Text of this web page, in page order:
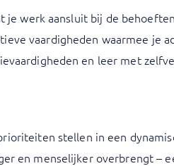
werk aansluit bij de
vaardigheden waarmee je
en leer met
stellen in een
en menselijker overbrengt